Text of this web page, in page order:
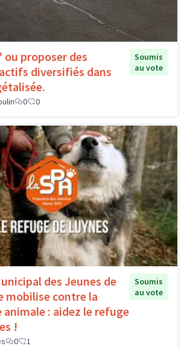
proposer des
diversifiés dans
Soumis
au vote
0 0
des Jeunes de
mobilise contre la
: aidez le refuge
!
Soumis
au vote
0 1